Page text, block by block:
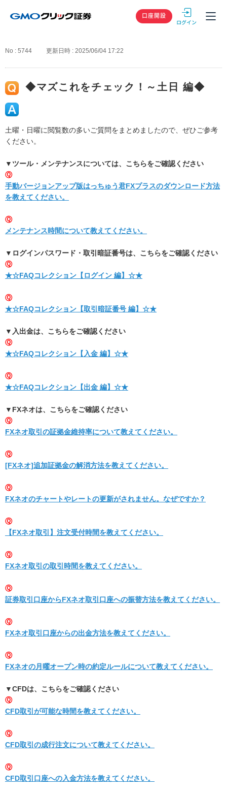
GMOクリック
口座開設
No : 5744 更新日時 : 2025/06/04 17:22
◆マズこれをチェック！～土日 編◆
土曜・日曜に閲覧数の多いご質問をまとめましたので、ぜひご参考
ください。
▼ ツール・メンテナンスについては、こちらをご確認ください
Ⓠ
手動バージョンアップ版はっちゅう君FXプラスのダウンロード方法
を教えてください。
Ⓠ
メンテナンス時間について教えてください。
▼ログインパスワード・取引暗証番号は、こちらをご確認ください
Ⓠ
★☆FAQコレクション【ログイン 編】☆★
Ⓠ
★☆FAQコレクション【取引暗証番号 編】☆★
▼入出金は、こちらをご確認ください
Ⓠ
★☆FAQコレクション【入金 編】☆★
Ⓠ
★☆FAQコレクション【出金 編】☆★
▼FXネオは、こちらをご確認ください
Ⓠ
FXネオ取引の証拠金維持率について教えてください。
Ⓠ
[FXネオ]追加証拠金の解消方法を教えてください。
Ⓠ
FXネオのチャートやレートの更新がされません。なぜですか？
Ⓠ
【FXネオ取引】注文受付時間を教えてください。
Ⓠ
FXネオ取引の取引時間を教えてください。
Ⓠ
証券取引口座からFXネオ取引口座への振替方法を教えてください。
Ⓠ
FXネオ取引口座からの出金方法を教えてください。
Ⓠ
FXネオの月曜オープン時の約定ルールについて教えてください。
▼CFDは、こちらをご確認ください
Ⓠ
CFD取引が可能な時間を教えてください。
Ⓠ
CFD取引の成行注文について教えてください。
Ⓠ
CFD取引口座への入金方法を教えてください。